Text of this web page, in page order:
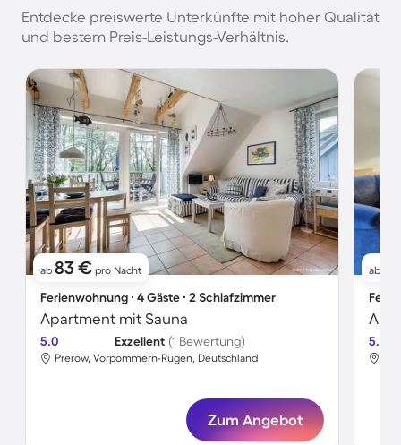
Entdecke preiswerte Unterkünfte mit hoher Qualität
und bestem Preis-Leistungs-Verhältnis.
ab 83 € pro Nacht
Ferienwohnung ∙ 4 Gäste ∙ 2 Schlafzimmer
Apartment mit Sauna
5.0 Exzellent (1 Bewertung)
Prerow, Vorpommern-Rügen, Deutschland
Zum Angebot
ab
5.0